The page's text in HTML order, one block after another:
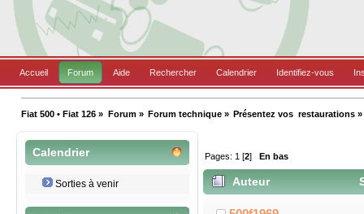
Accueil Forum Aide Rechercher Calendrier Identifiez-vous
Fiat 500 • Fiat 126 » Forum» Forum technique» Présentez vos  restaurations »
Calendrier
Sorties à venir
Pages: 1 [2] En bas
Auteur